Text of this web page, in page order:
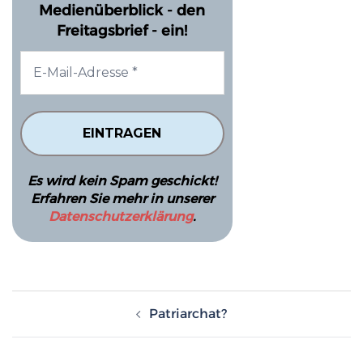
Medienüberblick - den
Freitagsbrief - ein!
Es wird kein Spam geschickt!
Erfahren Sie mehr in unserer
Datenschutzerklärung.
Patriarchat?